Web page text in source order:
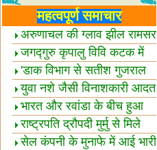
महत्वपूर्ण समाचार
अरुणाचल की ग्लाव झील रामसर
स्थल घोषित
जगद्गुरु कृपालु विवि कटक में
शैक्षिक सत्र शुरू
'डाक विभाग से सतीश गुजराल
का रिश्ता गहरा'
युवा नशे जैसी विनाशकारी आदत
से दूर रहें-मोदी
भारत और रवांडा के बीच हुआ
व्यापार विस्तार
राष्ट्रपति द्रौपदी मुर्मु से मिले
बस्तर के प्रतिनिधि
सेल कंपनी के मुनाफे में आई भारी